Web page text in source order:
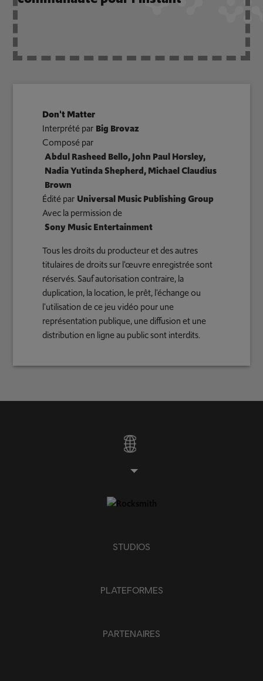
Don't Matter
Interprété par Big Brovaz
Composé par
Abdul Rasheed Bello, John Paul Horsley,
Nadia Yutinda Shepherd, Michael Claudius
Brown
Édité par Universal Music Publishing Group
Avec la permission de
Sony Music Entertainment
Tous les droits du producteur et des autres
titulaires de droits sur l'œuvre enregistrée sont
réservés. Sauf autorisation contraire, la
duplication, la location, le prêt, l'échange ou
l'utilisation de ce jeu vidéo pour une
représentation publique, une diffusion et une
distribution en ligne au public sont interdits.
STUDIOS
PLATEFORMES
PARTENAIRES